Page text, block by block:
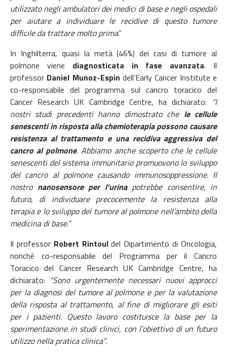
utilizzato negli ambulatori dei medici di base e negli ospedali
per aiutare a individuare le recidive di questo tumore
difficile da trattare molto prima.”
In Inghilterra, quasi la metà (46%) dei casi di tumore al
polmone viene diagnosticata in fase avanzata. Il
professor Daniel Munoz-Espin dell’Early Cancer Institute e
co-responsabile del programma sul cancro toracico del
Cancer Research UK Cambridge Centre, ha dichiarato: “I
nostri studi precedenti hanno dimostrato che le cellule
senescenti in risposta alla chemioterapia possono causare
resistenza al trattamento e una recidiva aggressiva del
cancro al polmone. Abbiamo anche scoperto che le cellule
senescenti del sistema immunitario promuovono lo sviluppo
del cancro al polmone causando immunosoppressione. Il
nostro nanosensore per l’urinapotrebbe consentire, in
futuro, di individuare precocemente la resistenza alla
terapia e lo sviluppo del tumore al polmone nell’ambito della
medicina di base.”
Il professorRobert Rintouldel Dipartimento di Oncologia,
nonché co-responsabile del Programma per il Cancro
Toracico del Cancer Research UK Cambridge Centre, ha
dichiarato: “Sono urgentemente necessari nuovi approcci
per la diagnosi del tumore al polmone e per la valutazione
della risposta al trattamento, al fine di migliorare gli esiti
per i pazienti. Questo lavoro costituisce la base per la
sperimentazione in studi clinici, con l’obiettivo di un futuro
utilizzo nella pratica clinica”.